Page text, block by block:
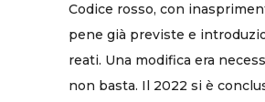
Codice rosso, con
pene già previste e
reati. Una modifica era
non basta. Il 2022 si è